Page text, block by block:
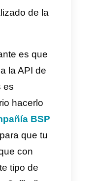
que todos
con sus
y conocidos,
WhatsApp
está dedicado
con varias
especiales
respuestas
Por último